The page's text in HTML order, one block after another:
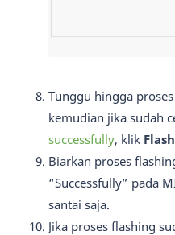
Tunggu hingga
kemudian jika sudah
successfully, klik Flash
Biarkan proses
“Successfully” pada
santai saja.
Jika proses flashing